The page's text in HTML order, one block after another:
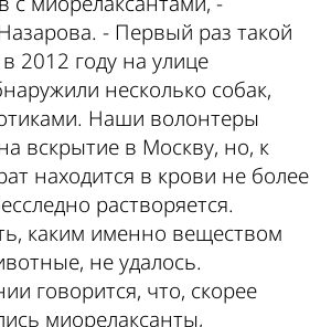
- Первый раз такой
2012 году на улице
несколько собак,
Наши волонтеры
вскрытие в Москву, но, к
находится в крови не более
растворяется.
каким именно веществом
не удалось.
говорится, что, скорее
миорелаксанты,